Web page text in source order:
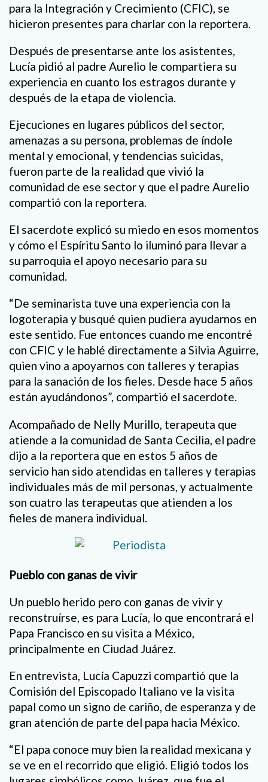
para la Integración y Crecimiento (CFIC), se
hicieron presentes para charlar con la reportera.
Después de presentarse ante los asistentes,
Lucía pidió al padre Aurelio le compartiera su
experiencia en cuanto los estragos durante y
después de la etapa de violencia.
Ejecuciones en lugares públicos del sector,
amenazas a su persona, problemas de índole
mental y emocional, y tendencias suicidas,
fueron parte de la realidad que vivió la
comunidad de ese sector y que el padre Aurelio
compartió con la reportera.
El sacerdote explicó su miedo en esos momentos
y cómo el Espíritu Santo lo iluminó para llevar a
su parroquia el apoyo necesario para su
comunidad.
“De seminarista tuve una experiencia con la
logoterapia y busqué quien pudiera ayudarnos en
este sentido. Fue entonces cuando me encontré
con CFIC y le hablé directamente a Silvia Aguirre,
quien vino a apoyarnos con talleres y terapias
para la sanación de los fieles. Desde hace 5 años
están ayudándonos”, compartió el sacerdote.
Acompañado de Nelly Murillo, terapeuta que
atiende a la comunidad de Santa Cecilia, el padre
dijo a la reportera que en estos 5 años de
servicio han sido atendidas en talleres y terapias
individuales más de mil personas, y actualmente
son cuatro las terapeutas que atienden a los
fieles de manera individual.
Pueblo con ganas de vivir
Un pueblo herido pero con ganas de vivir y
reconstruírse, es para Lucía, lo que encontrará el
Papa Francisco en su visita a México,
principalmente en Ciudad Juárez.
En entrevista, Lucía Capuzzi compartió que la
Comisión del Episcopado Italiano ve la visita
papal como un signo de cariño, de esperanza y de
gran atención de parte del papa hacia México.
“El papa conoce muy bien la realidad mexicana y
se ve en el recorrido que eligió. Eligió todos los